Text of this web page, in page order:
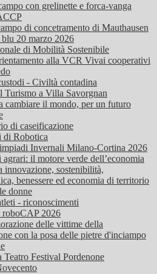
con grelinette e forca-vanga
di concetramento di Mauthausen
20 marzo 2026
di Mobilità Sostenibile
alla VCR Vivai cooperativi
- Civiltà contadina
Turismo a Villa Savorgnan
cambiare il mondo, per un futuro
di caseificazione
di Robotica
Invernali Milano-Cortina 2026
il motore verde dell’economia
innovazione, sostenibilità,
benessere ed economia di territorio
donne
- riconoscimenti
roboCAP 2026
delle vittime della
con la posa delle pietre d'inciampo
Teatro Festival Pordenone